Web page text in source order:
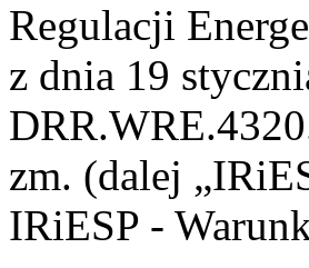
Regulacji
z dnia 19
zm. (dalej
IRiESP -